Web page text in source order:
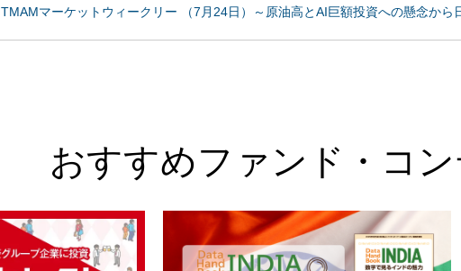
TMAMマーケットウィークリー （7月24日）～原油高とAI巨額投資への懸念から
おすすめファンド・コ